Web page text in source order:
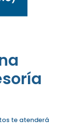
te atenderá